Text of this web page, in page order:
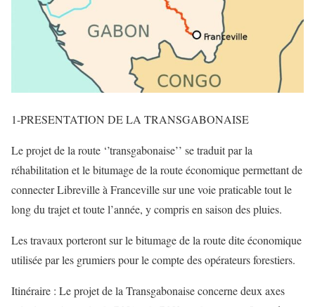
1-PRESENTATION DE LA TRANSGABONAISE
Le projet de la route ‘’transgabonaise’’ se traduit par la
réhabilitation et le bitumage de la route économique permettant de
connecter Libreville à Franceville sur une voie praticable tout le
long du trajet et toute l’année, y compris en saison des pluies.
Les travaux porteront sur le bitumage de la route dite économique
utilisée par les grumiers pour le compte des opérateurs forestiers.
Itinéraire : Le projet de la Transgabonaise concerne deux axes